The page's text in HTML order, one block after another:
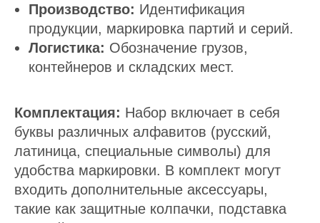
Производство: Идентификация
продукции, маркировка партий и серий.
Логистика: Обозначение грузов,
контейнеров и складских мест.
Комплектация: Набор включает в себя
буквы различных алфавитов (русский,
латиница, специальные символы) для
удобства маркировки. В комплект могут
входить дополнительные аксессуары,
такие как защитные колпачки, подставка